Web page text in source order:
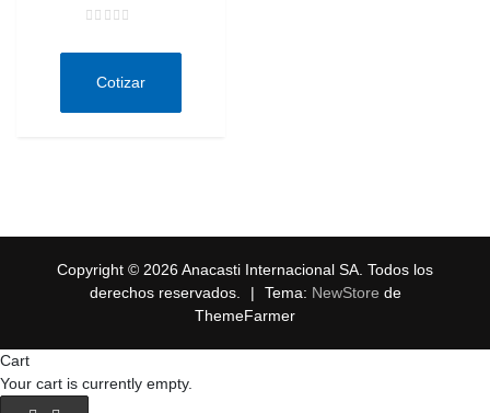
deCotizar
Copyright © 2026 Anacasti Internacional SA. Todos los
derechos reservados.
| Tema: NewStore de
ThemeFarmer
Cart
Your cart is currently empty.